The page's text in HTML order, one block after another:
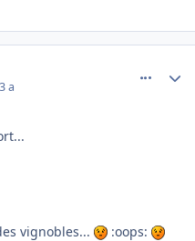
a
vignobles... :oops: